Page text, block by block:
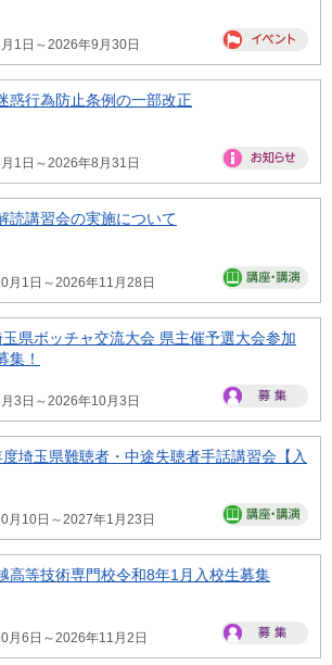
1日～2026年9月30日
惑行為防止条例の一部改正
1日～2026年8月31日
読講習会の実施について
月1日～2026年11月28日
県ボッチャ交流大会 県主催予選大会参加
集！
3日～2026年10月3日
埼玉県難聴者・中途失聴者手話講習会【入
月10日～2027年1月23日
高等技術専門校令和8年1月入校生募集
月6日～2026年11月2日